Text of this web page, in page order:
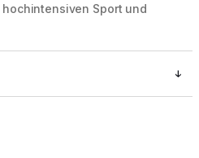
Sport und